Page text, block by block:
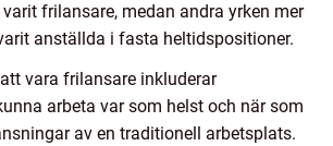
frilansare, medan andra yrken mer
anställda i fasta heltidspositioner.
vara frilansare inkluderar
arbeta var som helst och när som
av en traditionell arbetsplats.